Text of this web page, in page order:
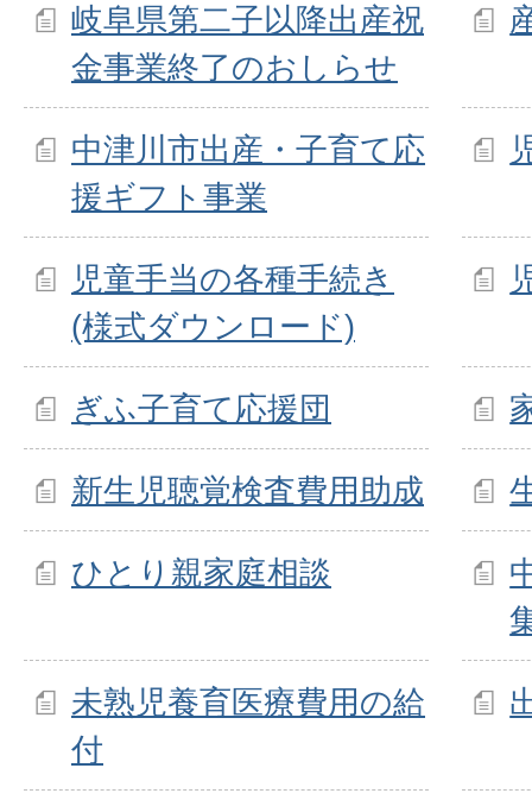
岐阜県第二子以降出産祝
金事業終了のおしらせ
中津川市出産・子育て応
援ギフト事業
児童手当の各種手続き
(様式ダウンロード)
ぎふ子育て応援団
新生児聴覚検査費用助成
ひとり親家庭相談
未熟児養育医療費用の給
付